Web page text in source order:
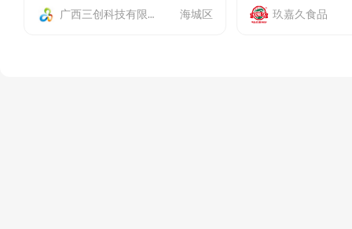
广西三创科技有限公司 海城区 玖嘉久食品